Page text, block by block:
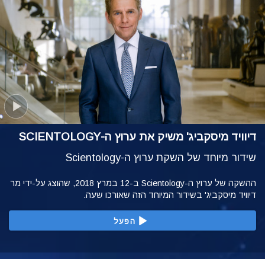
דיוויד מיסקביג' משיק את ערוץ ה-SCIENTOLOGY
שידור מיוחד של השקת ערוץ ה-Scientology
ההשקה של ערוץ ה-Scientology ב-12 במרץ 2018, שהוצג על-ידי מר
דיוויד מיסקביג' בשידור המיוחד הזה שאורכו שעה.
הפעל